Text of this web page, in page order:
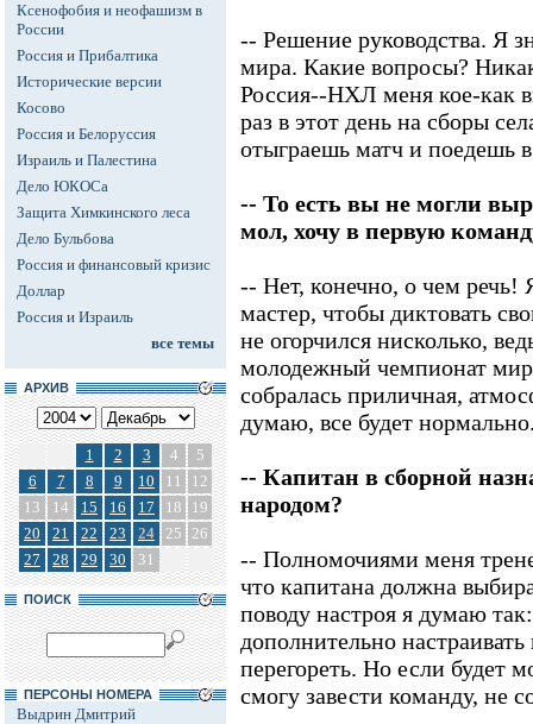
Ксенофобия и неофашизм в
России
Россия и Прибалтика
Исторические версии
Косово
Россия и Белоруссия
Израиль и Палестина
Дело ЮКОСа
Защита Химкинского леса
Дело Бульбова
Россия и финансовый кризис
Доллар
Россия и Израиль
все темы
АРХИВ
1 2 3 4
5
6
7 8 9 10 11
12
13
14 15 16 17 18
19
20
21 22 23 24 25 26
27
28 29 30 31
ПОИСК
ПЕРСОНЫ НОМЕРА
Выдрин Дмитрий
-- Решение руководства. Я
мира. Какие вопросы?
Россия--НХЛ меня кое-как
раз в этот день на сборы
отыграешь матч и поедешь
-- То есть вы не могли
мол, хочу в первую
-- Нет, конечно, о чем речь!
мастер, чтобы диктовать
не огорчился нисколько,
молодежный чемпионат
собралась приличная,
думаю, все будет
-- Капитан в сборной
народом?
-- Полномочиями меня
что капитана должна
поводу настроя я думаю
дополнительно
перегореть. Но если будет
смогу завести команду, не